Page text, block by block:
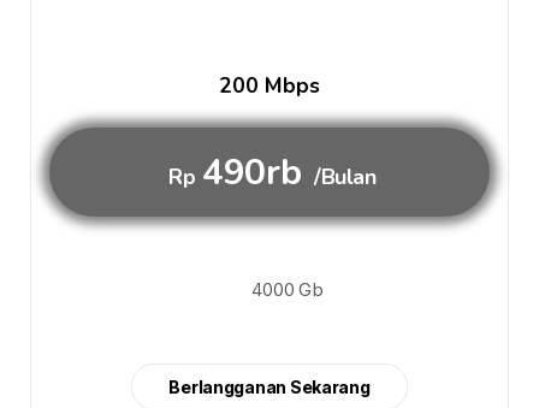
200 Mbps
Rp 490rb /Bulan
4000 Gb
Berlangganan Sekarang